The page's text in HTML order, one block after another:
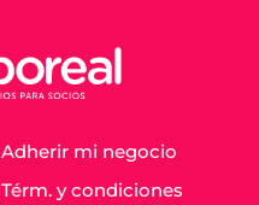
Adherir mi negocio
Térm. y condiciones